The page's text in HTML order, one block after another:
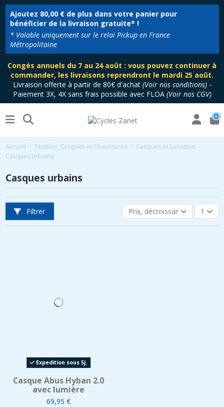
Ajoutez 80,00 €de plus dans votre panier pour
bénéficier de la livraison gratuite* !
* Valable uniquement sur le relai Pickup en France
Métropolitaine
Congés annuels du 7 au 24 août : vous pouvez continuer à
commander, les livraisons reprendront le mardi 25 août.
Livraison offerte à partir de 80€ d'achat (Voir nos conditions)-
Paiement 3X, 4X sans frais possible avec FLOA (Voir nos CGV)
0
Accueil Textiles, Casques et Chaussures
Casques et Lunettes
Casques urbains
Casques urbains
Filtrer Prix, décroissant 1
Expedition sous 5j.
Casque Abus Hyban 2.0
avec lumière
69,95 €